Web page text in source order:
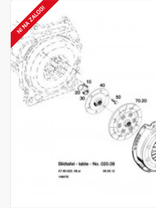
NI NA ZALOGI